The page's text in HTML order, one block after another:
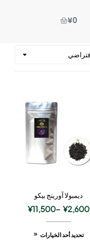
¥0
ديمبولا آورينج بيكو
¥2,600
–
¥11,500
تحديد أحد الخيارات